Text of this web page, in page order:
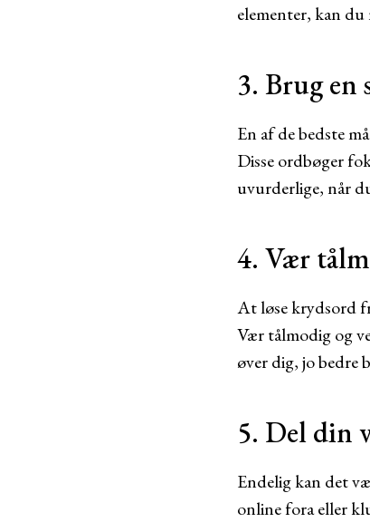
elementer, kan
3. Brug en
En af de bedste
Disse ordbøger
uvurderlige, når
4. Vær
At løse krydsord
Vær tålmodig og
øver dig, jo bedre
5. Del din
Endelig kan det
online fora eller